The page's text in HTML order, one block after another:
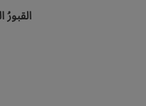
القبورُ‭ ‬التي‭ ‬انتثرَت‭ ‬في‭ ‬شظايا‭ ‬البيوتِ‭ ‬الغزيرةِ‭ ‬في‭ ‬ضفتيه